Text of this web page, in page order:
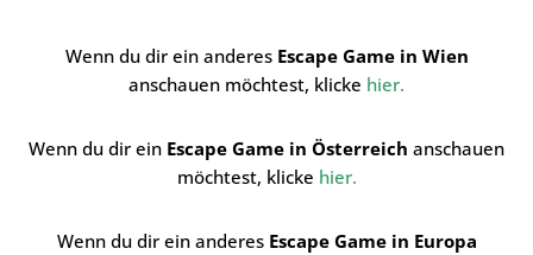
Wenn du dir ein anderes Escape Game in Wien
anschauen möchtest, klicke hier.
Wenn du dir ein Escape Game in Österreich anschauen
möchtest, klicke hier.
Wenn du dir ein anderes Escape Game in Europa